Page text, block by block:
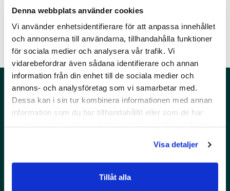
Denna webbplats använder cookies
Vi använder enhetsidentifierare för att anpassa innehållet
och annonserna till användarna, tillhandahålla funktioner
för sociala medier och analysera vår trafik. Vi
vidarebefordrar även sådana identifierare och annan
information från din enhet till de sociala medier och
annons- och analysföretag som vi samarbetar med.
Dessa kan i sin tur kombinera informationen med annan
information som du har tillhandahållit eller som de har
Visa detaljer
Tillåt alla
Föregående 2 3 4(Nuvarande sida)
Nästa
Presskontakt